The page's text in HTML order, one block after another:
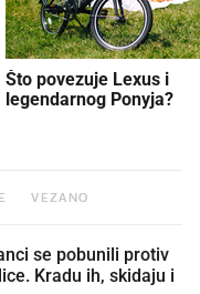
Što povezuje Lexus i
legendarnog Ponyja?
VEZANO
Kradu ih, skidaju i